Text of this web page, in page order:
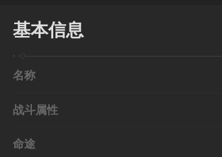
基本信息
名称
战斗属性
命途